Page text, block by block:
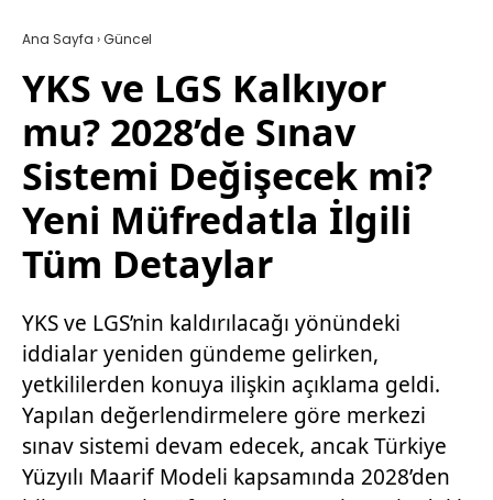
Ana Sayfa ›Güncel
YKS ve LGS Kalkıyor
mu? 2028’de Sınav
Sistemi Değişecek mi?
Yeni Müfredatla İlgili
Tüm Detaylar
YKS ve LGS’nin kaldırılacağı yönündeki
iddialar yeniden gündeme gelirken,
yetkililerden konuya ilişkin açıklama geldi.
Yapılan değerlendirmelere göre merkezi
sınav sistemi devam edecek, ancak Türkiye
Yüzyılı Maarif Modeli kapsamında 2028’den